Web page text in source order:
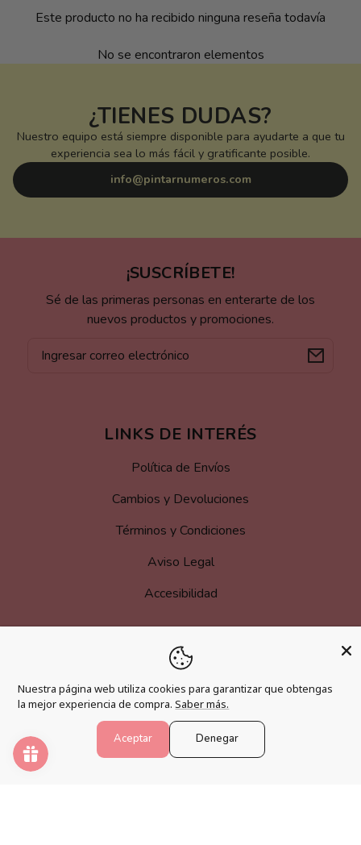
Este producto no ha recibido ninguna reseña todavía
No se encontraron elementos
¿TIENES DUDAS?
Nuestro equipo está siempre disponible para ayudarte a que tu
experiencia sea lo más fácil y gratificante posible.
info@pintarnumeros.com
¡SUSCRÍBETE!
Sé de las primeras personas en enterarte de los
nuevos productos y promociones.
electrónico
LINKS DE INTERÉS
Política de Envíos
Cambios y Devoluciones
Términos y Condiciones
Aviso Legal
Accesibilidad
MÁS INFORMACIÓN
Hazte afiliado
Programa de fidelización
Nuestra página web utiliza cookies para garantizar que obtengas
la mejor experiencia de compra. Saber más.
Aceptar Denegar